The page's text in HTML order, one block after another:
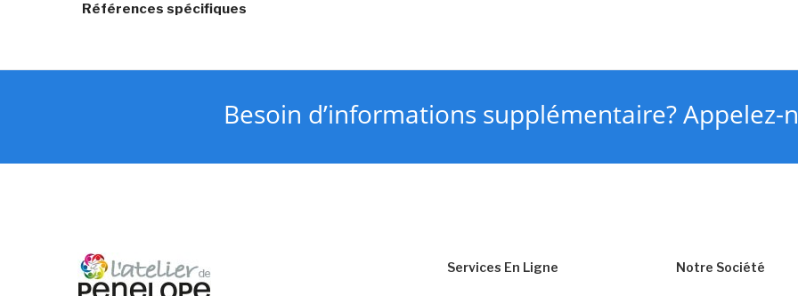
Références spécifiques
Besoin d’informations supplémentaire? Appelez-
Services En Ligne Notre Société